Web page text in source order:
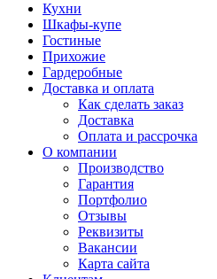
Кухни
Шкафы-купе
Гостиные
Прихожие
Гардеробные
Доставка и оплата
Как сделать заказ
Доставка
Оплата и рассрочка
О компании
Производство
Гарантия
Портфолио
Отзывы
Реквизиты
Вакансии
Карта сайта